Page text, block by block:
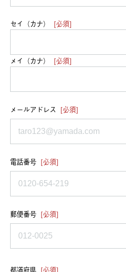
セイ（カナ） [必須]
メイ（カナ） [必須]
メールアドレス [必須]
電話番号 [必須]
郵便番号 [必須]
都道府県 [必須]